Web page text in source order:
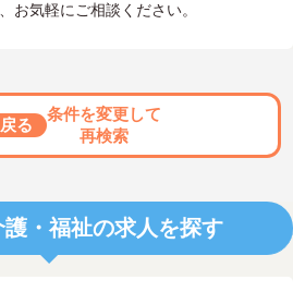
お気軽にご相談ください。
る
条件を変更して
再検索
・福祉の求人を探す